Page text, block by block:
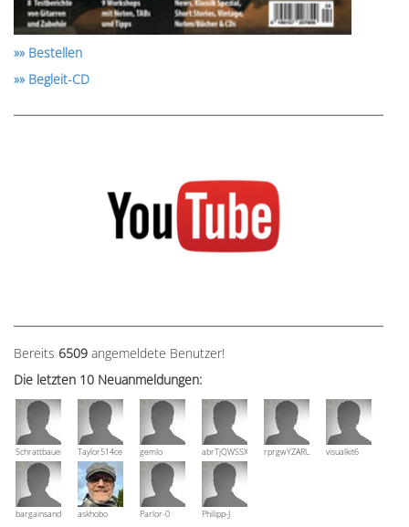
»» Bestellen
»» Begleit-CD
Bereits 6509 angemeldete Benutzer!
Die letzten 10 Neuanmeldungen:
Schrattbauer Taylor514ce gemlo abrTjQWSSXuVznPolErprgwYZARUTZQyCWESpD
visualkit6
bargainsandmoreaskhobo Parlor-0 Philipp-J